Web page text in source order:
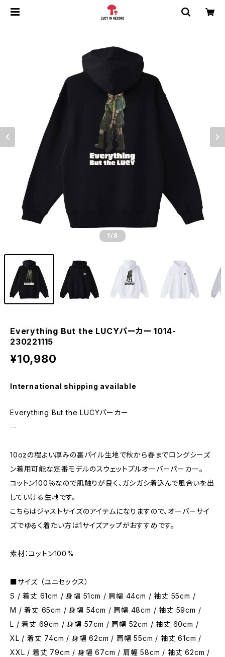
1 /8
Everything But the LUCYパーカー 1014-
230221115
¥10,980
International shipping available
Everything But the LUCYパーカー
--
10ozの程よい厚みの裏パイル生地で秋から春までロングシーズ
ン着用可能な定番モデルのスウェットプルオーバーパーカー。
コットン100％なので肌触りが良く、ガシガシ着込んで風合いを出
していける生地です。
こちらはジャストサイズのアイテムになりますので、オーバーサイ
ズでゆるく着たい方は1サイズアップがおすすめです。
素材：コットン100%
■サイズ （ユニセックス）
S / 着丈 61cm / 身幅 51cm / 肩幅 44cm / 袖丈 55cm /
M / 着丈 65cm / 身幅 54cm / 肩幅 48cm / 袖丈 59cm /
L / 着丈 69cm / 身幅 57cm / 肩幅 52cm / 袖丈 60cm /
XL / 着丈 74cm / 身幅 62cm / 肩幅 55cm / 袖丈 61cm /
XXL / 着丈 79cm / 身幅 67cm / 肩幅 58cm / 袖丈 62cm /